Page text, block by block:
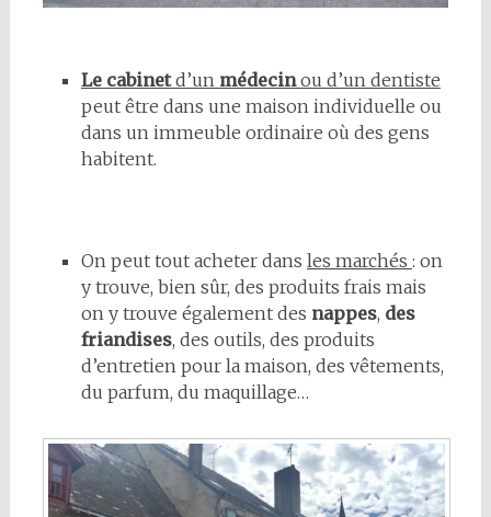
Le cabinetd’un médecinou d’un dentiste
peut être dans une maison individuelle ou
dans un immeuble ordinaire où des gens
habitent.
On peut tout acheter dans les marchés : on
y trouve, bien sûr, des produits frais mais
on y trouve également des nappes, des
friandises, des outils, des produits
d’entretien pour la maison, des vêtements,
du parfum, du maquillage…